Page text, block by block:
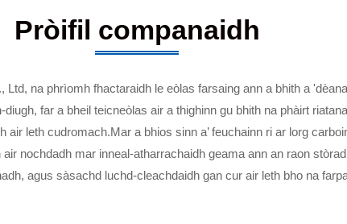
Pròifil companaidh
na phrìomh fhactaraidh le eòlas farsaing ann a bhith a
far a bheil teicneòlas air a thighinn gu bhith na phàirt
leth cudromach.Mar a bhios sinn a’ feuchainn ri ar lorg
nochdadh mar inneal-atharrachaidh geama ann an raon
agus sàsachd luchd-cleachdaidh gan cur air leth bho na